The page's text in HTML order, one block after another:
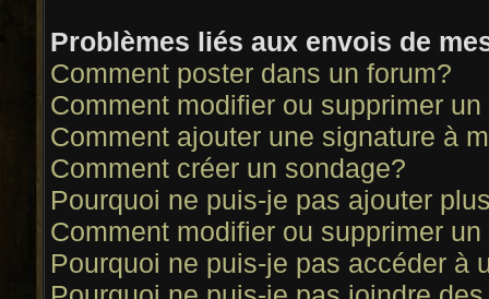
Problèmes liés aux envois de
Comment poster dans un forum?
Comment modifier ou supprimer
Comment ajouter une signature à
Comment créer un sondage?
Pourquoi ne puis-je pas ajouter
Comment modifier ou supprimer
Pourquoi ne puis-je pas accéder à